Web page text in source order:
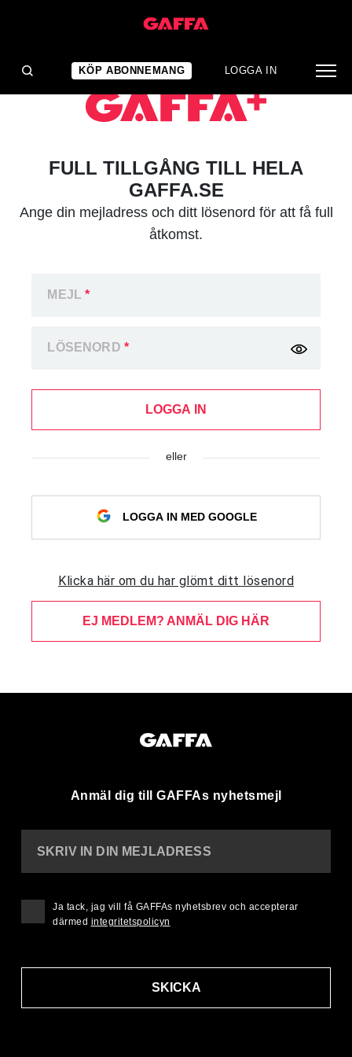
KÖP ABONNEMANG LOGGA IN
FULL TILLGÅNG TILL HELA
GAFFA.SE
Ange din mejladress och ditt lösenord för att få full
åtkomst.
MEJL*
LÖSENORD *
LOGGA IN
eller
LOGGA IN MED GOOGLE
Klicka här om du har glömt ditt lösenord
EJ MEDLEM? ANMÄL DIG HÄR
Anmäl dig till GAFFAs nyhetsmejl
SKRIV IN DIN MEJLADRESS
SKICKA
Ja tack, jag vill få GAFFAs nyhetsbrev och accepterar
därmed integritetspolicyn